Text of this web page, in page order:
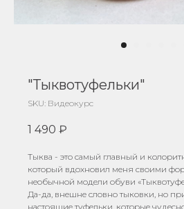
"Тыквотуфельки"
SKU: Видеокурс
1 490 ₽
Тыква - это самый главный и
который вдохновил меня своими
необычной модели обуви
Да-да, внешне словно тыковки, но
настоящие туфельки, которые